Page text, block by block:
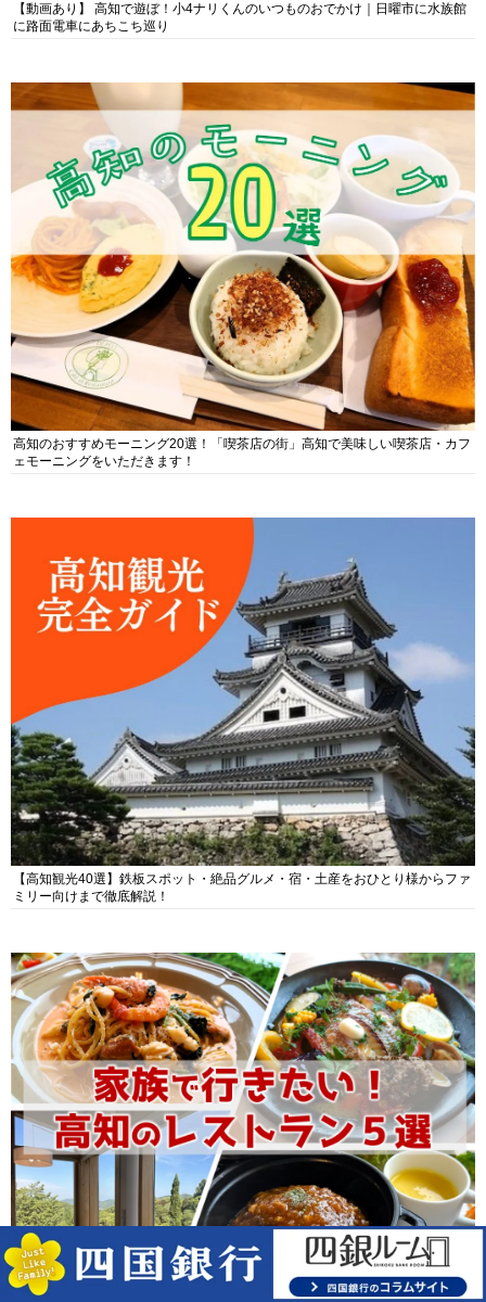
【動画あり】 高知で遊ぼ！小4ナリくんのいつものおでかけ｜日曜市に水族館
に路面電車にあちこち巡り
高知のおすすめモーニング20選！「喫茶店の街」高知で美味しい喫茶店・カフ
ェモーニングをいただきます！
【高知観光40選】鉄板スポット・絶品グルメ・宿・土産をおひとり様からファ
ミリー向けまで徹底解説！